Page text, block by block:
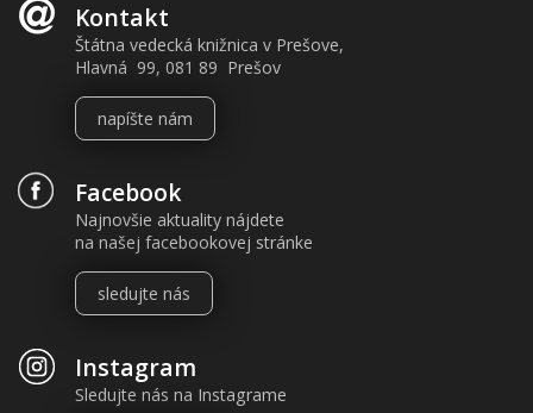
Kontakt
Štátna vedecká knižnica v Prešove,
Hlavná 99, 081 89 Prešov
napíšte nám
Facebook
Najnovšie aktuality nájdete
na našej facebookovej stránke
sledujte nás
Instagram
Sledujte nás na Instagrame